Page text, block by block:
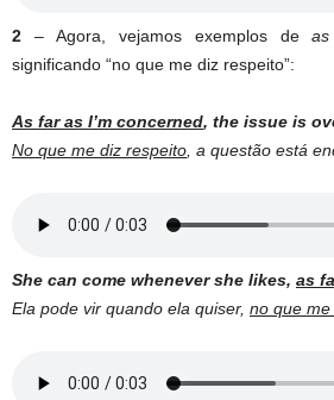
2 – Agora, vejamos exemplos deas
significando “no que me diz respeito”:
As far as I’m concerned, the issue is
No que me diz respeito , a questão está
She can come whenever she likes, as
Ela pode vir quando ela quiser, no que